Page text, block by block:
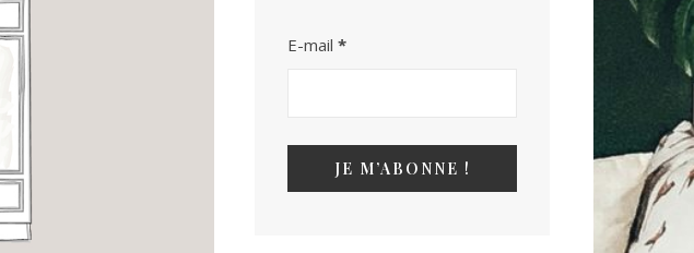
E-mail *